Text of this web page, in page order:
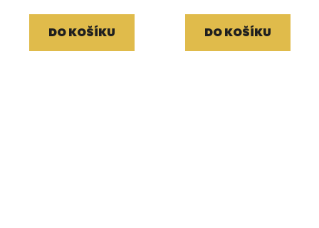
DO KOŠÍKU DO KOŠÍKU